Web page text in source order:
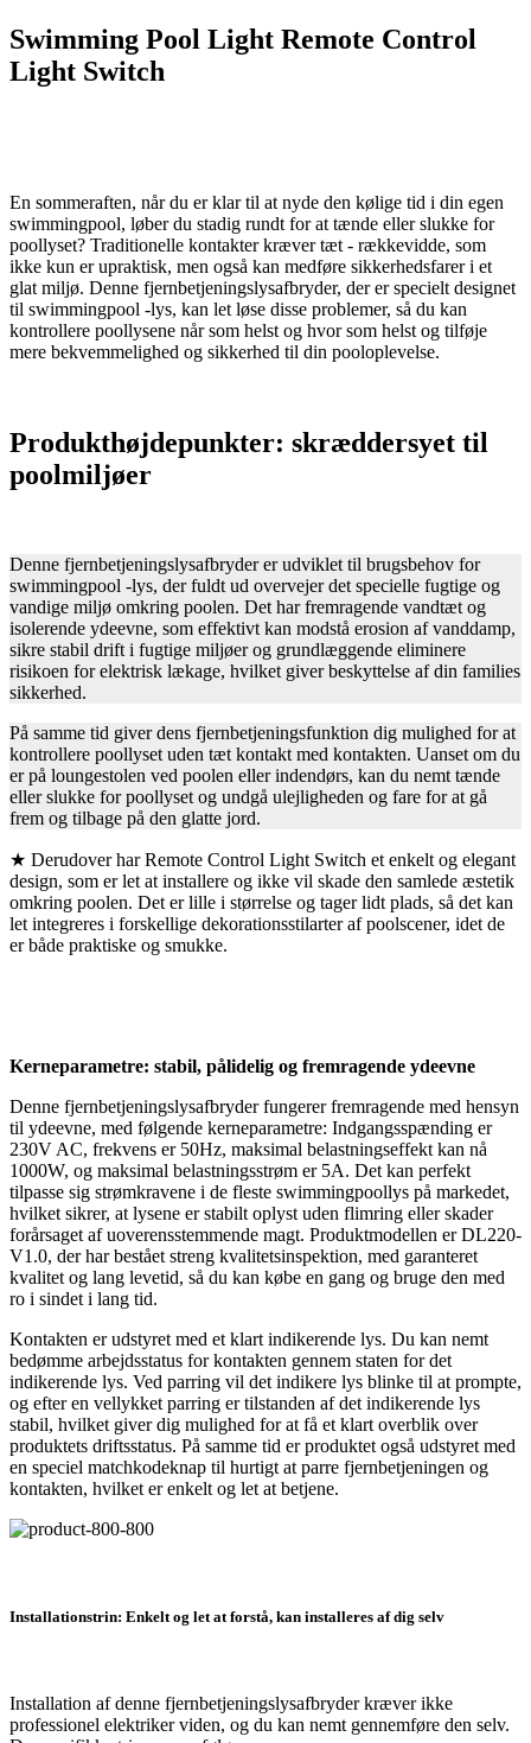
Swimming Pool Light Remote Control
Light Switch
En sommeraften, når du er klar til at nyde den kølige tid i din egen
swimmingpool, løber du stadig rundt for at tænde eller slukke for
poollyset? Traditionelle kontakter kræver tæt - rækkevidde, som
ikke kun er upraktisk, men også kan medføre sikkerhedsfarer i et
glat miljø. Denne fjernbetjeningslysafbryder, der er specielt designet
til swimmingpool -lys, kan let løse disse problemer, så du kan
kontrollere poollysene når som helst og hvor som helst og tilføje
mere bekvemmelighed og sikkerhed til din pooloplevelse.
Produkthøjdepunkter: skræddersyet til
poolmiljøer
Denne fjernbetjeningslysafbryder er udviklet til brugsbehov for
swimmingpool -lys, der fuldt ud overvejer det specielle fugtige og
vandige miljø omkring poolen. Det har fremragende vandtæt og
isolerende ydeevne, som effektivt kan modstå erosion af vanddamp,
sikre stabil drift i fugtige miljøer og grundlæggende eliminere
risikoen for elektrisk lækage, hvilket giver beskyttelse af din families
sikkerhed.
På samme tid giver dens fjernbetjeningsfunktion dig mulighed for at
kontrollere poollyset uden tæt kontakt med kontakten. Uanset om du
er på loungestolen ved poolen eller indendørs, kan du nemt tænde
eller slukke for poollyset og undgå ulejligheden og fare for at gå
frem og tilbage på den glatte jord.
★ Derudover har Remote Control Light Switch et enkelt og elegant
design, som er let at installere og ikke vil skade den samlede æstetik
omkring poolen. Det er lille i størrelse og tager lidt plads, så det kan
let integreres i forskellige dekorationsstilarter af poolscener, idet de
er både praktiske og smukke.
Kerneparametre: stabil, pålidelig og fremragende ydeevne
Denne fjernbetjeningslysafbryder fungerer fremragende med hensyn
til ydeevne, med følgende kerneparametre: Indgangsspænding er
230V AC, frekvens er 50Hz, maksimal belastningseffekt kan nå
1000W, og maksimal belastningsstrøm er 5A. Det kan perfekt
tilpasse sig strømkravene i de fleste swimmingpoollys på markedet,
hvilket sikrer, at lysene er stabilt oplyst uden flimring eller skader
forårsaget af uoverensstemmende magt. Produktmodellen er DL220-
V1.0, der har bestået streng kvalitetsinspektion, med garanteret
kvalitet og lang levetid, så du kan købe en gang og bruge den med
ro i sindet i lang tid.
Kontakten er udstyret med et klart indikerende lys. Du kan nemt
bedømme arbejdsstatus for kontakten gennem staten for det
indikerende lys. Ved parring vil det indikere lys blinke til at prompte,
og efter en vellykket parring er tilstanden af ​​det indikerende lys
stabil, hvilket giver dig mulighed for at få et klart overblik over
produktets driftsstatus. På samme tid er produktet også udstyret med
en speciel matchkodeknap til hurtigt at parre fjernbetjeningen og
kontakten, hvilket er enkelt og let at betjene.
Installationstrin: Enkelt og let at forstå, kan installeres af dig selv
Installation af denne fjernbetjeningslysafbryder kræver ikke
professionel elektriker viden, og du kan nemt gennemføre den selv.